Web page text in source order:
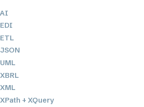
AI
EDI
ETL
JSON
UML
XBRL
XML
XPath + XQuery